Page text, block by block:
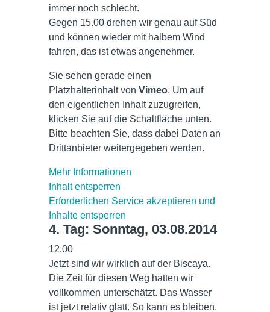
immer noch schlecht.
Gegen 15.00 drehen wir genau auf Süd
und können wieder mit halbem Wind
fahren, das ist etwas angenehmer.
Sie sehen gerade einen
Platzhalterinhalt von Vimeo. Um auf
den eigentlichen Inhalt zuzugreifen,
klicken Sie auf die Schaltfläche unten.
Bitte beachten Sie, dass dabei Daten an
Drittanbieter weitergegeben werden.
Mehr Informationen
Inhalt entsperren
Erforderlichen Service akzeptieren und
Inhalte entsperren
4. Tag: Sonntag, 03.08.2014
12.00
Jetzt sind wir wirklich auf der Biscaya.
Die Zeit für diesen Weg hatten wir
vollkommen unterschätzt. Das Wasser
ist jetzt relativ glatt. So kann es bleiben.